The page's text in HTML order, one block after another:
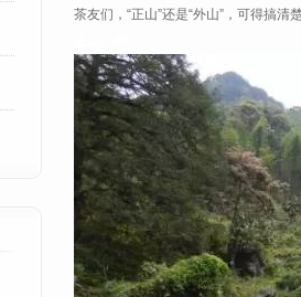
茶友们，“正山”还是“外山”，可得搞清